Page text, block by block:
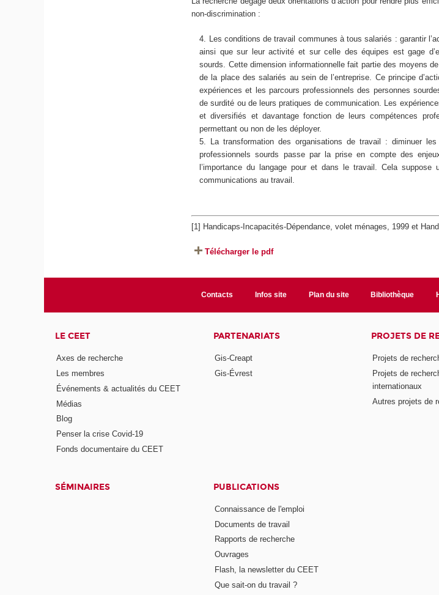
non-discrimination :
Les conditions de travail communes à tous salariés : garantir
ainsi que sur leur activité et sur celle des équipes est gage
sourds. Cette dimension informationnelle fait partie des moyens
de la place des salariés au sein de l’entreprise. Ce principe
expériences et les parcours professionnels des personnes
de surdité ou de leurs pratiques de communication. Les
et diversifiés et davantage fonction de leurs compétences
permettant ou non de les déployer.
La transformation des organisations de travail : diminuer
professionnels sourds passe par la prise en compte des
l’importance du langage pour et dans le travail. Cela
communications au travail.
[1] Handicaps-Incapacités-Dépendance, volet ménages, 1999 et
Télécharger le pdf
Contacts Infos site Plan du site Bibliothèque
LE CEET
Axes de recherche
Les membres
Événements & actualités du CEET
Médias
Blog
Penser la crise Covid-19
Fonds documentaire du CEET
PARTENARIATS
Gis-Creapt
Gis-Évrest
PROJETS DE
Projets de
Projets de
internationaux
Autres projets de
SÉMINAIRES PUBLICATIONS
Connaissance de l'emploi
Documents de travail
Rapports de recherche
Ouvrages
Flash, la newsletter du CEET
Que sait-on du travail ?